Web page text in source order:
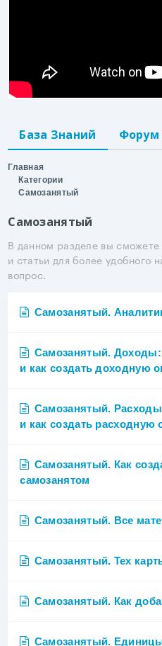
База Знаний Форум
Главная
Категории
Самозанятый
Самозанятый
В данном разделе вы
и статьи для более удобного
вопрос.
Самозанятый.
Самозанятый. Доходы:
и как создать доходную
Самозанятый.
и как создать расходную
Самозанятый. Как
самозанятом
Самозанятый. Все
Самозанятый. Тех
Самозанятый. Как
Самозанятый.